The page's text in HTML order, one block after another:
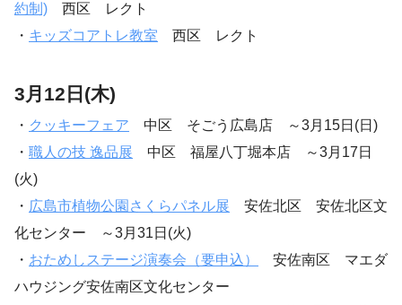
約制) 西区 レクト
・ キッズコアトレ教室 西区 レクト
3月12日(木)
・ クッキーフェア 中区 そごう広島店 ～3月15日(日)
・ 職人の技 逸品展 中区 福屋八丁堀本店 ～3月17日
(火)
・ 広島市植物公園さくらパネル展 安佐北区 安佐北区文
化センター ～3月31日(火)
・ おためしステージ演奏会（要申込）
安佐南区 マエダ
ハウジング安佐南区文化センター